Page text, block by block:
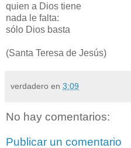
quien a Dios tiene
nada le falta:
sólo Dios basta
(Santa Teresa de Jesús)
verdadero en 3:09
No hay comentarios:
Publicar un comentario